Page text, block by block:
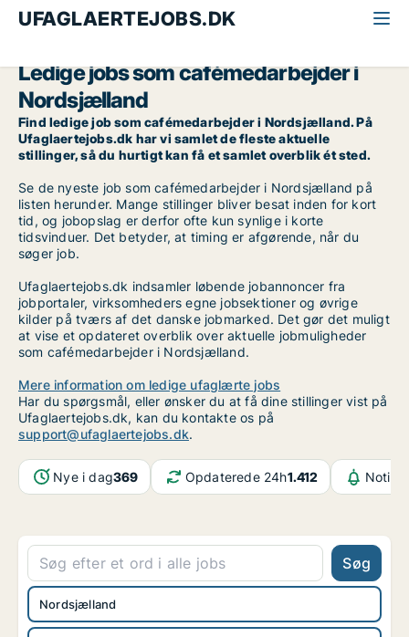
UFAGLAERTEJOBS.DK
Ledige jobs som cafémedarbejder i
Nordsjælland
Find ledige job som cafémedarbejder i Nordsjælland. På
Ufaglaertejobs.dk har vi samlet de fleste aktuelle
stillinger, så du hurtigt kan få et samlet overblik ét sted.
Se de nyeste job som cafémedarbejder i Nordsjælland på
listen herunder. Mange stillinger bliver besat inden for kort
tid, og jobopslag er derfor ofte kun synlige i korte
tidsvinduer. Det betyder, at timing er afgørende, når du
søger job.
Ufaglaertejobs.dk indsamler løbende jobannoncer fra
jobportaler, virksomheders egne jobsektioner og øvrige
kilder på tværs af det danske jobmarked. Det gør det muligt
at vise et opdateret overblik over aktuelle jobmuligheder
som cafémedarbejder i Nordsjælland.
Mere information om ledige ufaglærte jobs
Har du spørgsmål, eller ønsker du at få dine stillinger vist på
Ufaglaertejobs.dk, kan du kontakte os på
support@ufaglaertejobs.dk.
Nye i dag369 Opdaterede 24h1.412
Søg
Nordsjælland